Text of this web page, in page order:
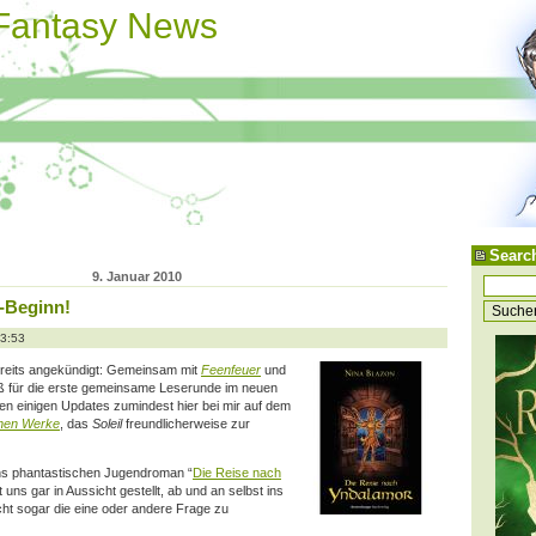
News
9. Januar 2010
Beginn!
angekündigt: Gemeinsam mit Feenfeuer und
die erste gemeinsame Leserunde im neuen
einigen Updates zumindest hier bei mir auf dem
Werke , das Soleilfreundlicherweise zur
phantastischen Jugendroman “Die Reise nach
uns gar in Aussicht gestellt, ab und an selbst ins
sogar die eine oder andere Frage zu